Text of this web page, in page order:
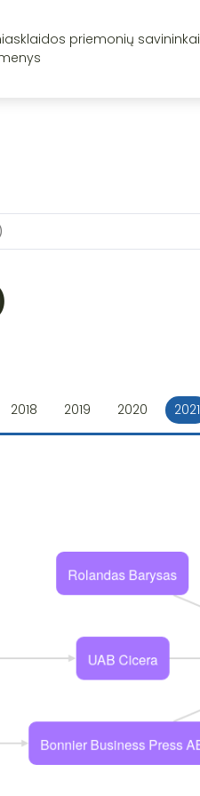
priemonių savininkai
2018 2019 2020 2021